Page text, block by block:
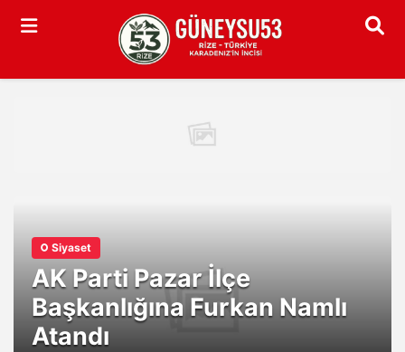
Arama
Siyaset
AK Parti Pazar İlçe
Başkanlığına Furkan Namlı
Atandı